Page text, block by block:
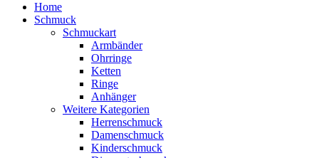
Home
Schmuck
Schmuckart
Armbänder
Ohrringe
Ketten
Ringe
Anhänger
Weitere Kategorien
Herrenschmuck
Damenschmuck
Kinderschmuck